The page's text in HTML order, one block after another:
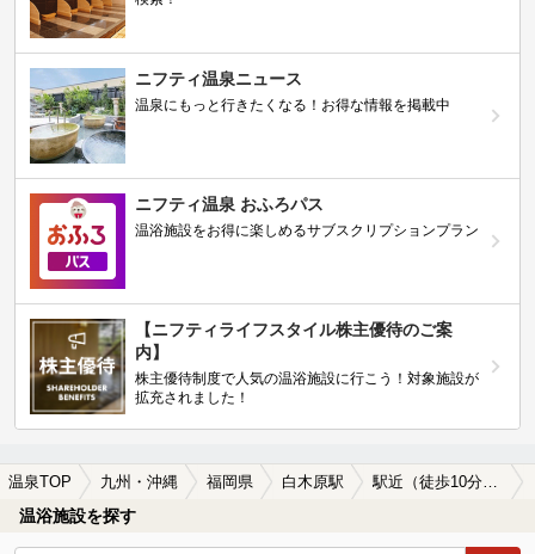
ニフティ温泉ニュース
温泉にもっと行きたくなる！お得な情報を掲載中
ニフティ温泉 おふろパス
温浴施設をお得に楽しめるサブスクリプションプラン
【ニフティライフスタイル株主優待のご案
内】
株主優待制度で人気の温浴施設に行こう！対象施設が
拡充されました！
温泉TOP 九州・沖縄 福岡県 白木原駅 駅近（徒歩10分以内）の白木原駅近くの温泉、日帰り温泉、スーパー銭湯おすすめ
温浴施設を探す